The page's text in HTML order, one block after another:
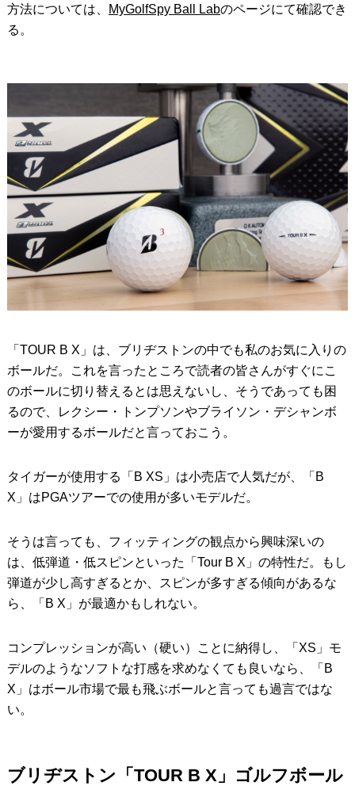
方法については、
MyGolfSpy Ball Labのページにて確認でき
る。
「TOUR B X」は、ブリヂストンの中でも私のお気に入りの
ボールだ。これを言ったところで読者の皆さんがすぐにこ
のボールに切り替えるとは思えないし、そうであっても困
るので、レクシー・トンプソンやブライソン・デシャンボ
ーが愛用するボールだと言っておこう。
タイガーが使用する「B XS」は小売店で人気だが、「B
X」はPGAツアーでの使用が多いモデルだ。
そうは言っても、フィッティングの観点から興味深いの
は、低弾道・低スピンといった「Tour B X」の特性だ。もし
弾道が少し高すぎるとか、スピンが多すぎる傾向があるな
ら、「B X」が最適かもしれない。
コンプレッションが高い（硬い）ことに納得し、「XS」モ
デルのようなソフトな打感を求めなくても良いなら、「B
X」はボール市場で最も飛ぶボールと言っても過言ではな
い。
ブリヂストン「TOUR B X」ゴルフボール
Our Team 私たちのチーム